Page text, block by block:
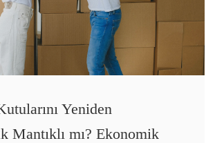
Yeniden
Mantıklı mı? Ekonomik